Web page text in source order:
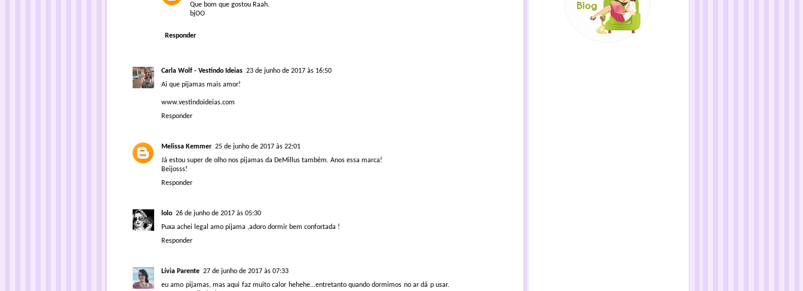
Que bom que gostou Raah.
bjOO
Responder
Carla Wolf - Vestindo Ideias 23 de junho de 2017 às 16:50
Ai que pijamas mais amor!
www.vestindoideias.com
Responder
Melissa Kemmer 25 de junho de 2017 às 22:01
Já estou super de olho nos pijamas da DeMillus também. Anos essa marca!
Beijosss!
Responder
lolo 26 de junho de 2017 às 05:30
Puxa achei legal amo pijama ,adoro dormir bem confortada !
Responder
Lívia Parente 27 de junho de 2017 às 07:33
eu amo pijamas, mas aqui faz muito calor hehehe...entretanto quando dormimos no ar dá p usar.